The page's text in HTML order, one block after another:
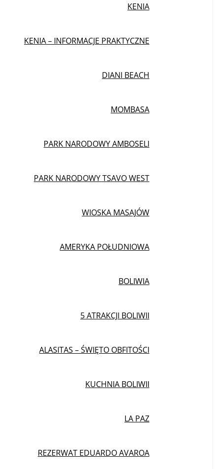
KENIA
KENIA – INFORMACJE PRAKTYCZNE
DIANI BEACH
MOMBASA
PARK NARODOWY AMBOSELI
PARK NARODOWY TSAVO WEST
WIOSKA MASAJÓW
AMERYKA POŁUDNIOWA
BOLIWIA
5 ATRAKCJI BOLIWII
ALASITAS – ŚWIĘTO OBFITOŚCI
KUCHNIA BOLIWII
LA PAZ
REZERWAT EDUARDO AVAROA